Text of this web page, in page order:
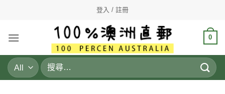
登入 / 註冊
0
搜
尋